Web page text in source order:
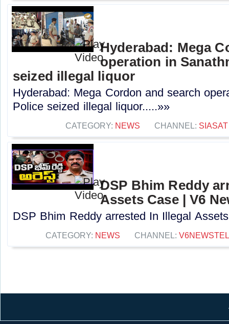
Hyderabad: Mega
operation in
seized illegal liquor
Hyderabad: Mega Cordon and search
Police seized illegal liquor.....»»
CATEGORY: NEWS CHANNEL: SIASAT
DSP Bhim Reddy
Assets Case | V6
DSP Bhim Reddy arrested In Illegal
CATEGORY: NEWS CHANNEL: